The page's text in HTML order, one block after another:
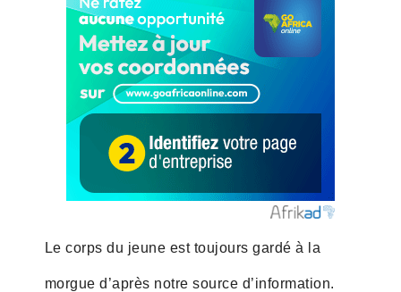
Le corps du jeune est toujours gardé à la
morgue d’après notre source d’information.